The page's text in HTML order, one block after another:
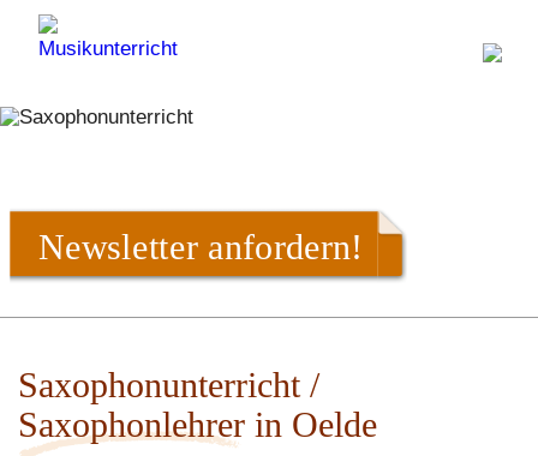
Newsletter anfordern!
Saxophonunterricht /
Saxophonlehrer in Oelde